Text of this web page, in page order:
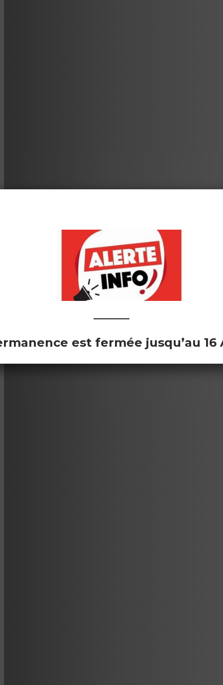
———
est fermée jusqu’au 16